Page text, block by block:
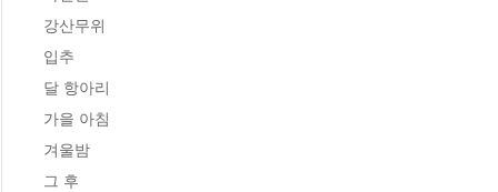
강산무위
입추
달 항아리
가을 아침
겨울밤
그 후